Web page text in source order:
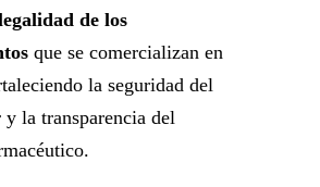
de los
que se comercializan en
la seguridad del
la transparencia del